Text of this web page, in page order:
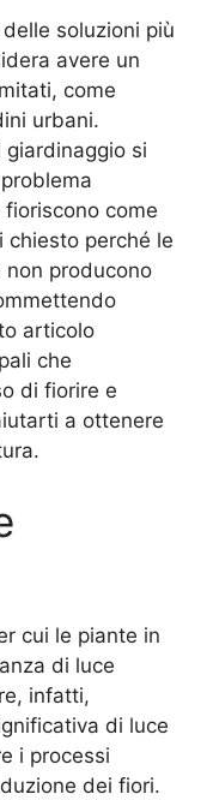
soluzioni più
avere un
come
urbani.
si
come
chiesto perché le
producono
articolo
che
di fiorire e
a ottenere
cui le piante in
di luce
infatti,
di luce
i processi
dei fiori.